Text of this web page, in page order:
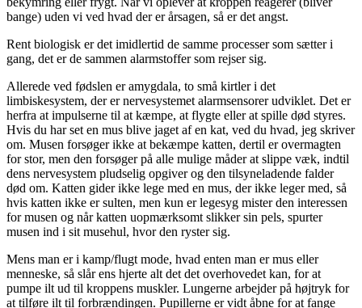
bange) uden vi ved hvad der er årsagen, så er det angst.
Rent biologisk er det imidlertid de samme processer som sætter i
gang, det er de sammen alarmstoffer som rejser sig.
Allerede ved fødslen er amygdala, to små kirtler i det
limbiskesystem, der er nervesystemet alarmsensorer udviklet. Det er
herfra at impulserne til at kæmpe, at flygte eller at spille død styres.
Hvis du har set en mus blive jaget af en kat, ved du hvad, jeg skriver
om. Musen forsøger ikke at bekæmpe katten, dertil er overmagten
for stor, men den forsøger på alle mulige måder at slippe væk, indtil
dens nervesystem pludselig opgiver og den tilsyneladende falder
død om. Katten gider ikke lege med en mus, der ikke leger med, så
hvis katten ikke er sulten, men kun er legesyg mister den interessen
for musen og når katten uopmærksomt slikker sin pels, spurter
musen ind i sit musehul, hvor den ryster sig.
Mens man er i kamp/flugt mode, hvad enten man er mus eller
menneske, så slår ens hjerte alt det det overhovedet kan, for at
pumpe ilt ud til kroppens muskler. Lungerne arbejder på højtryk for
at tilføre ilt til forbrændingen. Pupillerne er vidt åbne for at fange